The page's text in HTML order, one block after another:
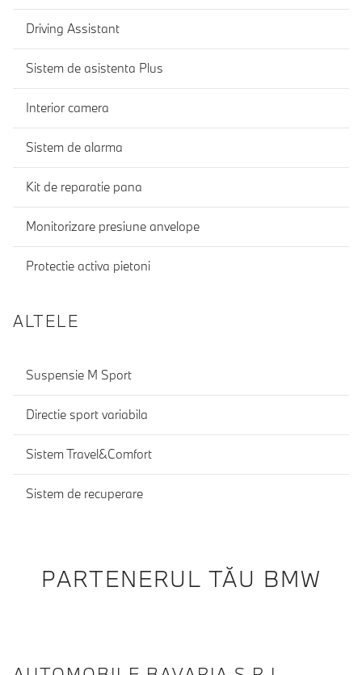
Driving Assistant
Sistem de asistenta Plus
Interior camera
Sistem de alarma
Kit de reparatie pana
Monitorizare presiune anvelope
Protectie activa pietoni
ALTELE
Suspensie M Sport
Directie sport variabila
Sistem Travel&Comfort
Sistem de recuperare
PARTENERUL TĂU BMW